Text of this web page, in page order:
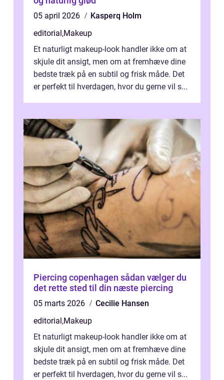
05 april 2026
Kasperq Holm
editorial,Makeup
Et naturligt makeup-look handler ikke om at
skjule dit ansigt, men om at fremhæve dine
bedste træk på en subtil og frisk måde. Det
er perfekt til hverdagen, hvor du gerne vil s...
Piercing copenhagen sådan vælger du
det rette sted til din næste piercing
05 marts 2026
Cecilie Hansen
editorial,Makeup
Et naturligt makeup-look handler ikke om at
skjule dit ansigt, men om at fremhæve dine
bedste træk på en subtil og frisk måde. Det
er perfekt til hverdagen, hvor du gerne vil s...